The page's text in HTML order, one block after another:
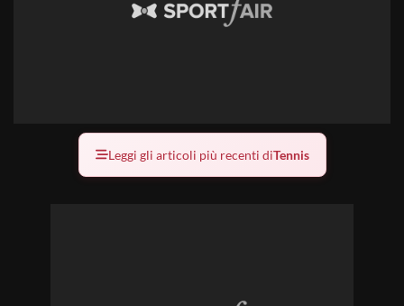
Leggi gli articoli più recenti diTennis